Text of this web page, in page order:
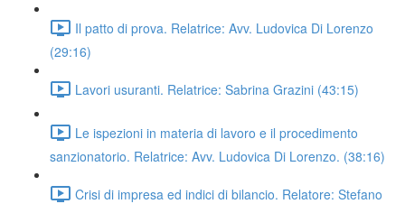
Il patto di prova. Relatrice: Avv. Ludovica Di Lorenzo
(29:16)
Lavori usuranti. Relatrice: Sabrina Grazini (43:15)
Le ispezioni in materia di lavoro e il procedimento
sanzionatorio. Relatrice: Avv. Ludovica Di Lorenzo. (38:16)
Crisi di impresa ed indici di bilancio. Relatore: Stefano